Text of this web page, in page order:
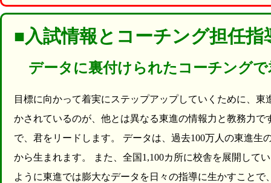
■入試情報とコーチング担任指
データに裏付けられたコーチング
目標に向かって着実にステップアップしていくために、
かされているのが、他とは異なる東進の情報力と教務力
で、君をリードします。 データは、過去100万人の東進生
から生まれます。 また、全国1,100カ所に校舎を展開して
ように東進では膨大なデータを日々の指導に生かすこと